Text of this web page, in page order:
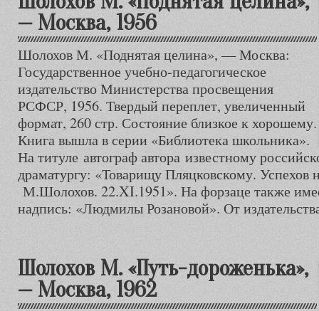
— Москва, 1956
Шолохов М. «Поднятая целина», — Москва:
Государственное учебно-педагогическое
издательство Министерства просвещения
РСФСР, 1956. Твердый переплет, увеличенный
формат, 260 стр. Состояние близкое к хорошему.
Книга вышла в серии «Библиотека школьника».
На титуле автограф автора известному
драматургу: «Товарищу Пляцковскому. Успехов
М.Шолохов. 22.XI.1951». На форзаце также
надпись: «Людмилы Розановой». От
Шолохов М. «Путь-дороженька»,
— Москва, 1962